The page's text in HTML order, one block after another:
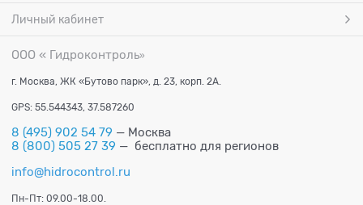
Личный кабинет
ООО « Гидроконтроль»
г. Москва, ЖК «Бутово парк», д. 23, корп. 2А.
GPS: 55.544343, 37.587260
8 (495) 902 54 79 — Москва
8 (800) 505 27 39 — бесплатно для регионов
info@hidrocontrol.ru
Пн-Пт: 09.00-18.00.